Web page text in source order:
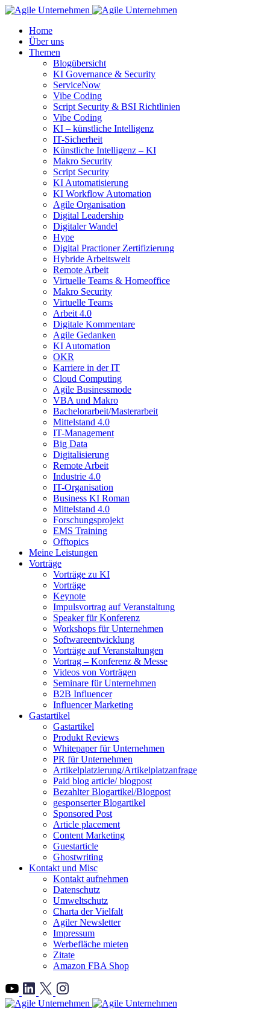
Home
Über uns
Themen
Blogübersicht
KI Governance & Security
ServiceNow
Vibe Coding
Script Security & BSI Richtlinien
Vibe Coding
KI – künstliche Intelligenz
IT-Sicherheit
Künstliche Intelligenz – KI
Makro Security
Script Security
KI Automatisierung
KI Workflow Automation
Agile Organisation
Digital Leadership
Digitaler Wandel
Hype
Digital Practioner Zertifizierung
Hybride Arbeitswelt
Remote Arbeit
Virtuelle Teams & Homeoffice
Makro Security
Virtuelle Teams
Arbeit 4.0
Digitale Kommentare
Agile Gedanken
KI Automation
OKR
Karriere in der IT
Cloud Computing
Agile Businessmode
VBA und Makro
Bachelorarbeit/Masterarbeit
Mittelstand 4.0
IT-Management
Big Data
Digitalisierung
Remote Arbeit
Industrie 4.0
IT-Organisation
Business KI Roman
Mittelstand 4.0
Forschungsprojekt
EMS Training
Offtopics
Meine Leistungen
Vorträge
Vorträge zu KI
Vorträge
Keynote
Impulsvortrag auf Veranstaltung
Speaker für Konferenz
Workshops für Unternehmen
Softwareentwicklung
Vorträge auf Veranstaltungen
Vortrag – Konferenz & Messe
Videos von Vorträgen
Seminare für Unternehmen
B2B Influencer
Influencer Marketing
Gastartikel
Gastartikel
Produkt Reviews
Whitepaper für Unternehmen
PR für Unternehmen
Artikelplatzierung/Artikelplatzanfrage
Paid blog article/ blogpost
Bezahlter Blogartikel/Blogpost
gesponserter Blogartikel
Sponsored Post
Article placement
Content Marketing
Guestarticle
Ghostwriting
Kontakt und Misc
Kontakt aufnehmen
Datenschutz
Umweltschutz
Charta der Vielfalt
Agiler Newsletter
Impressum
Werbefläche mieten
Zitate
Amazon FBA Shop
">